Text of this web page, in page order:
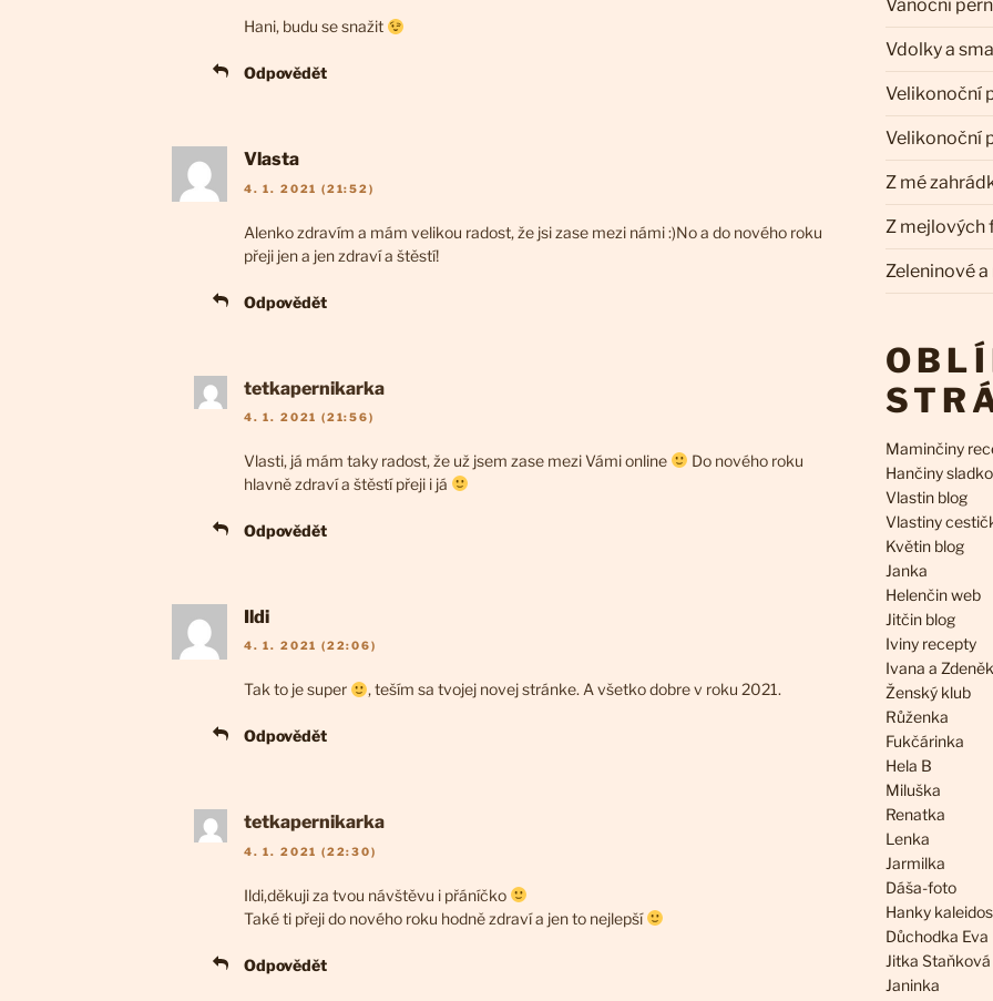
Hani, budu se snažit
Odpovědět
Vlasta
4. 1. 2021 (21:52)
Alenko zdravím a mám velikou radost, že jsi zase mezi námi :)No a do nového roku
přeji jen a jen zdraví a štěstí!
Odpovědět
tetkapernikarka
4. 1. 2021 (21:56)
Vlasti, já mám taky radost, že už jsem zase mezi Vámi online
Do nového roku
hlavně zdraví a štěstí přeji i já
Odpovědět
Ildi
4. 1. 2021 (22:06)
Tak to je super , teším sa tvojej novej stránke. A všetko dobre v roku 2021.
Odpovědět
tetkapernikarka
4. 1. 2021 (22:30)
Ildi,děkuji za tvou návštěvu i přáníčko
Také ti přeji do nového roku hodně zdraví a jen to nejlepší
Odpovědět
Vánoční
Vdolky a
Velikonoční
Velikonoční
Z mé
Z mejlových
Zeleninové
Maminčiny
Hančiny
Vlastin blog
Vlastiny
Květin blog
Janka
Helenčin web
Jitčin blog
Iviny recepty
Ivana a Zdeněk
Ženský klub
Růženka
Fukčárinka
Hela B
Miluška
Renatka
Lenka
Jarmilka
Dáša-foto
Hanky
Důchodka Eva
Jitka Staňková
Janinka